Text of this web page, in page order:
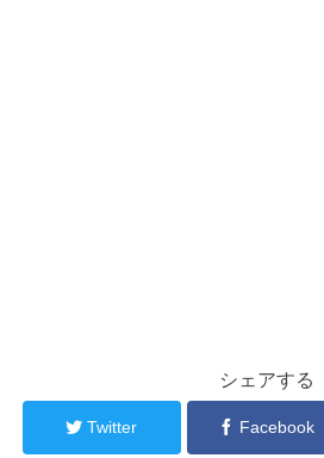
シェアする
Twitter Facebook